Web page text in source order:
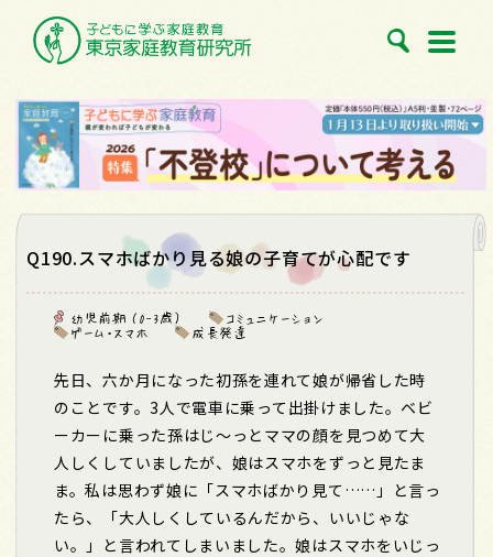
Q190.スマホばかり見る娘の子育てが心配です
幼児前期 （0-3歳）
コミュニケーション
ゲーム・スマホ
成長発達
先日、六か月になった初孫を連れて娘が帰省した時
のことです。3 人で電車に乗って出掛けました。ベビ
ーカーに乗った孫はじ～っとママの顔を見つめて大
人しくしていましたが、娘はスマホをずっと見たま
ま。私は思わず娘に「スマホばかり見て……」と言っ
たら、「大人しくしているんだから、いいじゃな
い。」と言われてしまいました。娘はスマホをいじっ